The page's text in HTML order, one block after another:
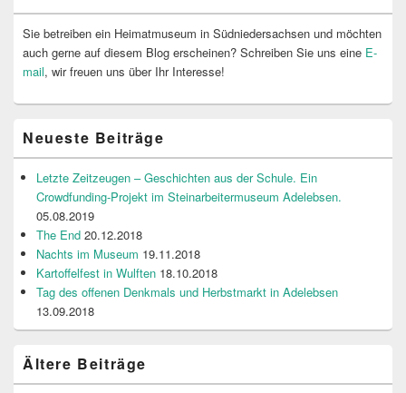
Sie betreiben ein Heimatmuseum in Südniedersachsen und möchten
auch gerne auf diesem Blog erscheinen? Schreiben Sie uns eine E-
mail, wir freuen uns über Ihr Interesse!
Neueste Beiträge
Letzte Zeitzeugen – Geschichten aus der Schule. Ein
Crowdfunding-Projekt im Steinarbeitermuseum Adelebsen.
05.08.2019
The End 20.12.2018
Nachts im Museum 19.11.2018
Kartoffelfest in Wulften 18.10.2018
Tag des offenen Denkmals und Herbstmarkt in Adelebsen
13.09.2018
Ältere Beiträge